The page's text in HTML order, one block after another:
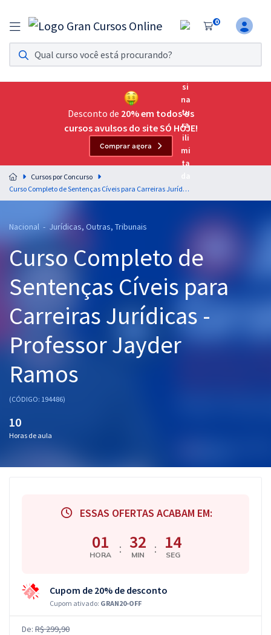
0
Assinatura Ilimitada 11
Acesso a todos os cursos. Teste grátis por 7 dias!
Assinatura OAB Até Passar
Acesso ilimitado a toda preparação para o Exame da
Residências Multiprofissionais
Preparação completa e intensiva para as principais
residências em saúde do Brasil
Cursos 20% OFF
Pós
Graduação
OAB
Questões grátis
Conteúdo gratuito
Aprovados
Desconto de 20% em todos os
cursos avulsos do site SÓ HOJE!
Comprar agora
Cursos por Concurso
Curso Completo de Sentenças Cíveis para Carreiras Jurídicas - Professor Jayder Ramos
Nacional - Jurídicas, Outras, Tribunais
Curso Completo de
Sentenças Cíveis para
Carreiras Jurídicas -
Professor Jayder
Ramos
(CÓDIGO: 194486)
10
Horas de aula
ESSAS OFERTAS ACABAM EM:
01
HORA : 32
MIN : 13
SEG
Cupom de 20% de desconto
Cupom ativado: GRAN20-OFF
De: R$ 299,90